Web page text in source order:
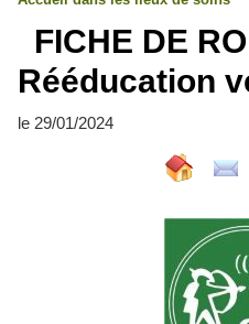
FICHE DE
Rééducation
le 29/01/2024